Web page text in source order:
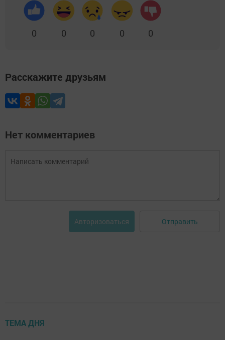
0 0 0 0 0
Расскажите друзьям
Нет комментариев
Авторизоваться Отправить
ТЕМА ДНЯ